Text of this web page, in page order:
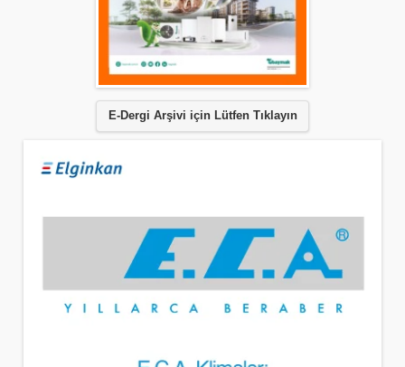
E-Dergi Arşivi için Lütfen Tıklayın